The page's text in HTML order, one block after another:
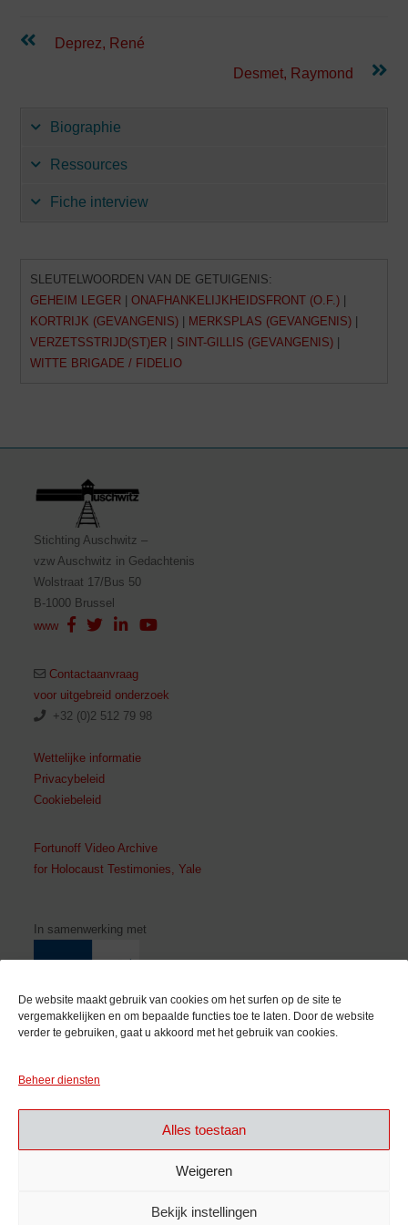
De website maakt gebruik van cookies om het surfen op de site te
vergemakkelijken en om bepaalde functies toe te laten. Door de website
verder te gebruiken, gaat u akkoord met het gebruik van cookies.
Beheer diensten
Alles toestaan
Weigeren
Bekijk instellingen
Lees
verderDeprez, René
Desmet, Raymond
Biographie
Ressources
Fiche interview
SLEUTELWOORDEN VAN DE GETUIGENIS:
GEHEIM LEGER |ONAFHANKELIJKHEIDSFRONT (O.F.)
KORTRIJK (GEVANGENIS)
MERKSPLAS (GEVANGENIS)
VERZETSSTRIJD(ST)ER
SINT-GILLIS (GEVANGENIS)
WITTE BRIGADE / FIDELIO
Stichting Auschwitz –
vzw Auschwitz in Gedachtenis
Wolstraat 17/Bus 50
B-1000 Brussel
www
Contactaanvraag
voor uitgebreid onderzoek
+32 (0)2 512 79 98
Wettelijke informatie
Privacybeleid
Cookiebeleid
Fortunoff Video Archive
for Holocaust Testimonies, Yale
In samenwerking met